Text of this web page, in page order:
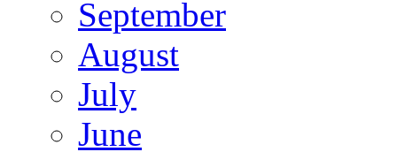
September
August
July
June